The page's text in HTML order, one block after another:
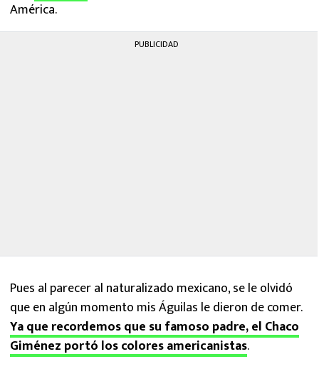
América.
PUBLICIDAD
Pues al parecer al naturalizado mexicano, se le olvidó
que en algún momento mis Águilas le dieron de comer.
Ya que recordemos que su famoso padre, el Chaco
Giménez portó los colores americanistas.